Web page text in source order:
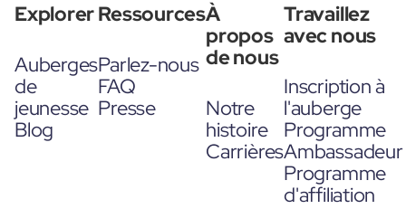
Explorer
Auberges
de
jeunesse
Blog
Ressources
Parlez-nous
FAQ
Presse
À
propos
de nous
Notre
histoire
Carrières
Travaillez
avec nous
Inscription à
l'auberge
Programme
Ambassadeur
Programme
d'affiliation